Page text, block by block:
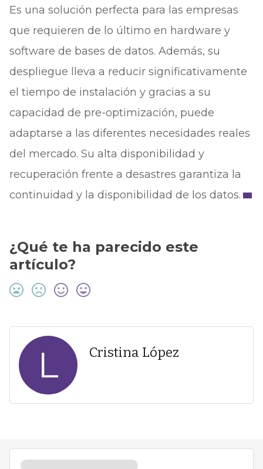
Es una solución perfecta para las empresas
que requieren de lo último en hardware y
software de bases de datos. Además, su
despliegue lleva a reducir significativamente
el tiempo de instalación y gracias a su
capacidad de pre-optimización, puede
adaptarse a las diferentes necesidades reales
del mercado. Su alta disponibilidad y
recuperación frente a desastres garantiza la
continuidad y la disponibilidad de los datos.
¿Qué te ha parecido este
artículo?
L Cristina López